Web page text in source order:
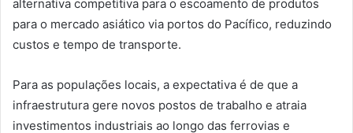
alternativa competitiva para o escoamento de produtos
para o mercado asiático via portos do Pacífico, reduzindo
custos e tempo de transporte.
Para as populações locais, a expectativa é de que a
infraestrutura gere novos postos de trabalho e atraia
investimentos industriais ao longo das ferrovias e